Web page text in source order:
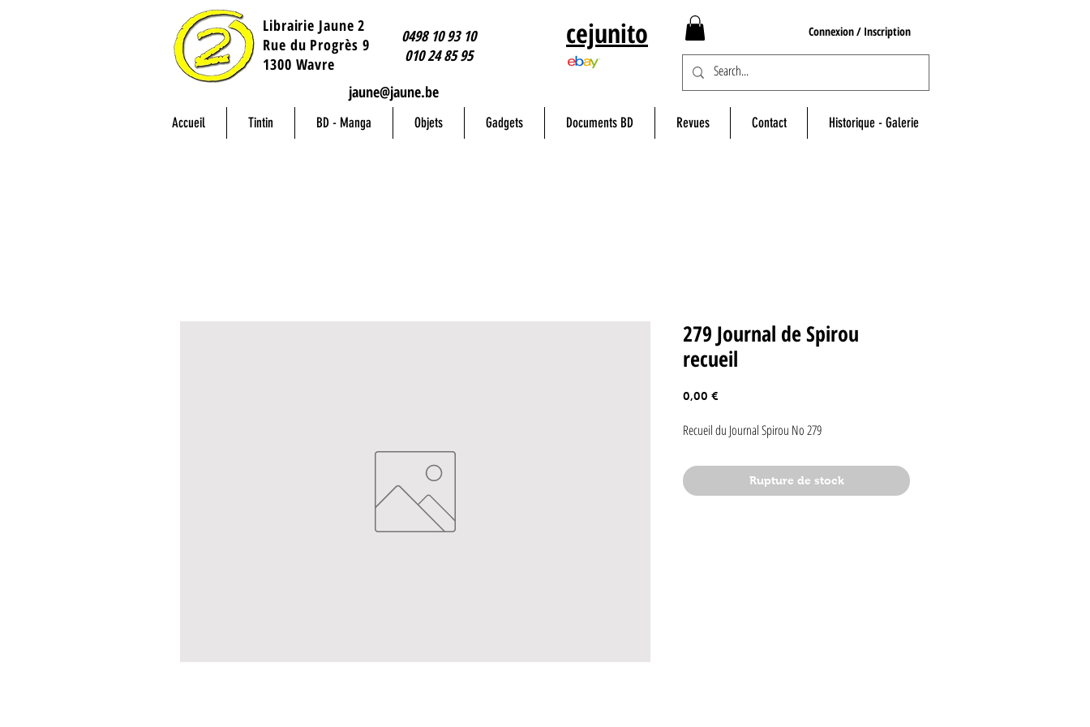
Librairie Jaune 2
​Rue du Progrès 9
1300 Wavre
0498 10 93 10
010 24 85 95
jaune@jaune.be
cejunito Connexion / Inscription
Accueil Tintin BD - Manga Objets Gadgets Documents BD Revues Contact Historique - Galerie
279 Journal de Spirou
recueil
0,00 €
Recueil du Journal Spirou No 279
Rupture de stock